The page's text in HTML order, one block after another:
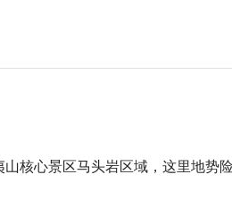
核心景区马头岩区域，这里地势